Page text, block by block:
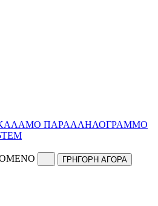
ΠΑΡΑΛΛΗΛΟΓΡΑΜΜΟ
ΓΡΗΓΟΡΗ ΑΓΟΡΑ